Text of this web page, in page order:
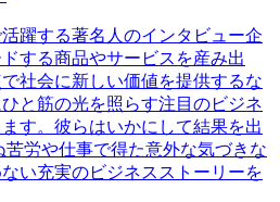
躍する著名人のインタビュー企
する商品やサービスを産み出
社会に新しい価値を提供するな
と筋の光を照らす注目のビジネ
す。彼らはいかにして結果を出
苦労や仕事で得た意外な気づきな
い充実のビジネスストーリーを